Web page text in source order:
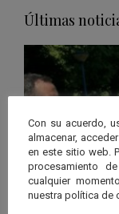
Últimas
Con su acuerdo,
almacenar,
en este sitio web.
procesamiento
cualquier
nuestra política de